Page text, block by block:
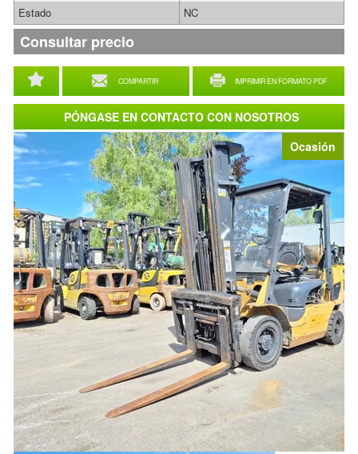
Ocasión
COMPARTIR IMPRIMIR EN FORMATO PDF
Estado
NC
Consultar precio
PÓNGASE EN CONTACTO CON NOSOTROS